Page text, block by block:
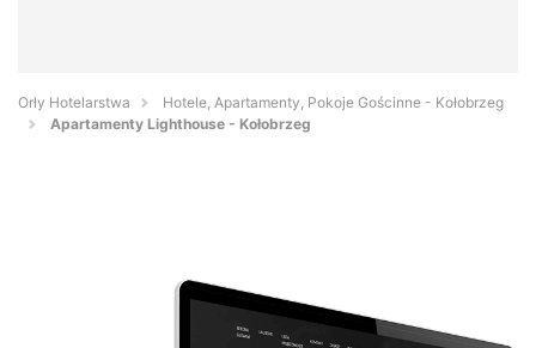
Orły Hotelarstwa
Hotele, Apartamenty, Pokoje Gościnne - Kołobrzeg
Apartamenty Lighthouse - Kołobrzeg